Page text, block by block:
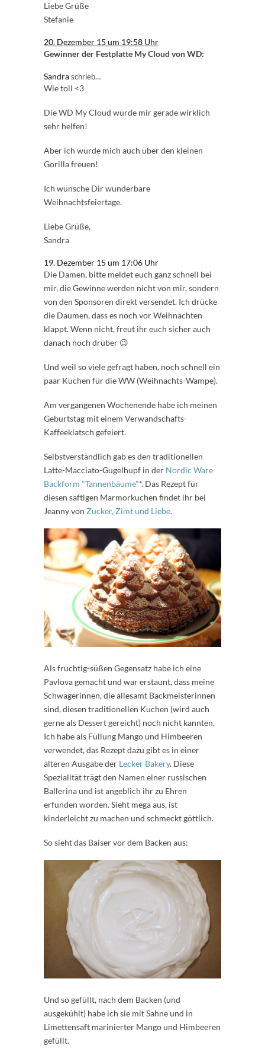
Liebe Grüße
Stefanie
20. Dezember 15 um 19:58 Uhr
Gewinner der Festplatte My Cloud von WD:
Sandraschrieb…
Wie toll <3
Die WD My Cloud würde mir gerade wirklich
sehr helfen!
Aber ich würde mich auch über den kleinen
Gorilla freuen!
Ich wünsche Dir wunderbare
Weihnachtsfeiertage.
Liebe Grüße,
Sandra
19. Dezember 15 um 17:06 Uhr
Die Damen, bitte meldet euch ganz schnell bei
mir, die Gewinne werden nicht von mir, sondern
von den Sponsoren direkt versendet. Ich drücke
die Daumen, dass es noch vor Weihnachten
klappt. Wenn nicht, freut ihr euch sicher auch
danach noch drüber 😉
Und weil so viele gefragt haben, noch schnell ein
paar Kuchen für die WW (Weihnachts-Wampe).
Am vergangenen Wochenende habe ich meinen
Geburtstag mit einem Verwandschafts-
Kaffeeklatsch gefeiert.
Selbstverständlich gab es den traditionellen
Latte-Macciato-Gugelhupf in der Nordic Ware
Backform "Tannenbäume"*. Das Rezept für
diesen saftigen Marmorkuchen findet ihr bei
Jeanny von Zucker, Zimt und Liebe.
Als fruchtig-süßen Gegensatz habe ich eine
Pavlova gemacht und war erstaunt, dass meine
Schwägerinnen, die allesamt Backmeisterinnen
sind, diesen traditionellen Kuchen (wird auch
gerne als Dessert gereicht) noch nicht kannten.
Ich habe als Füllung Mango und Himbeeren
verwendet, das Rezept dazu gibt es in einer
älteren Ausgabe der Lecker Bakery. Diese
Spezialität trägt den Namen einer russischen
Ballerina und ist angeblich ihr zu Ehren
erfunden worden. Sieht mega aus, ist
kinderleicht zu machen und schmeckt göttlich.
So sieht das Baiser vor dem Backen aus:
Und so gefüllt, nach dem Backen (und
ausgekühlt) habe ich sie mit Sahne und in
Limettensaft marinierter Mango und Himbeeren
gefüllt.